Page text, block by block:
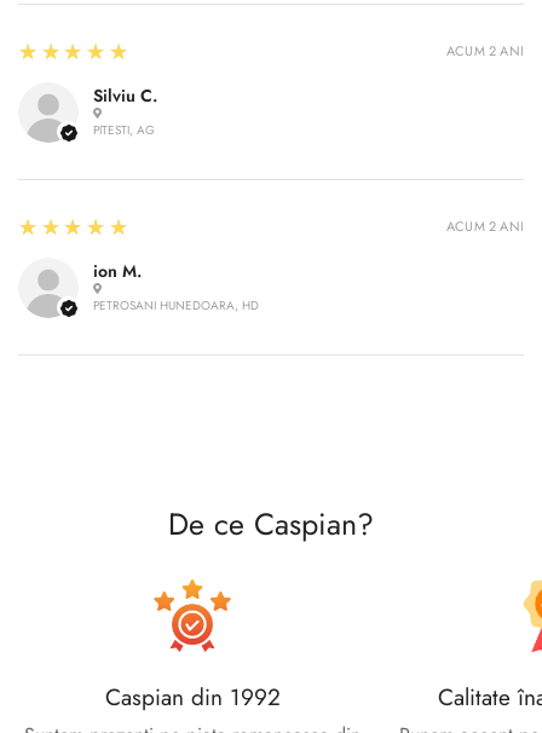
Silviu C.
PITESTI, AG
5
★★★★★ ACUM 2 ANI
ion M.
PETROSANI HUNEDOARA, HD
5
★★★★★ ACUM 2 ANI
De ce Caspian?
Caspian din 1992 Calitate